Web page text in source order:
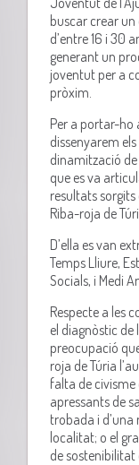
buscar crear un
d’entre 16 i 30
generant un
joventut per a
pròxim.
Per a portar-ho
dissenyarem
dinamització
que es va
resultats
Riba-roja de
D’ella es van
Temps Lliure,
Socials, i Medi
Respecte a les
el diagnòstic
preocupació
roja de Túria
falta de civisme
apressants de
trobada i
localitat; o el
de sostenibilitat